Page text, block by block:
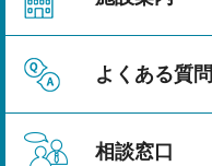
よくある質問
相談窓口